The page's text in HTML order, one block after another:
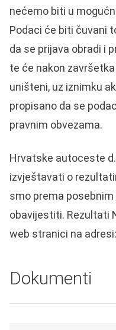
nećemo biti u
Podaci će biti čuvani
da se prijava obradi i
te će nakon
uništeni, uz iznimku
propisano da se
pravnim obvezama.
Hrvatske autoceste
izvještavati o
smo prema
obavijestiti. Rezultati
web stranici na adresi:
Dokumenti